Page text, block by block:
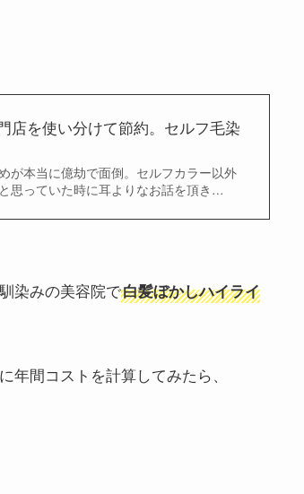
店を使い分けて節約。セルフ毛染
が本当に億劫で面倒。セルフカラー以外
思っていた時に耳よりなお話を頂き…
染みの美容院で白髪ぼかしハイライ
間コストを計算してみたら、